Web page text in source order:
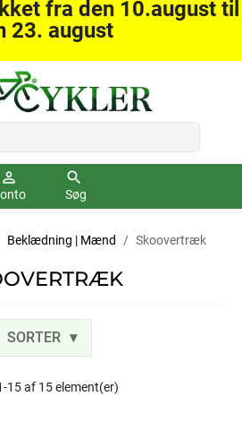
fra den 10.august til
23. august
person_outline search
Søg
Beklædning | Mænd Skoovertræk
SORTER
15 af 15 element(er)